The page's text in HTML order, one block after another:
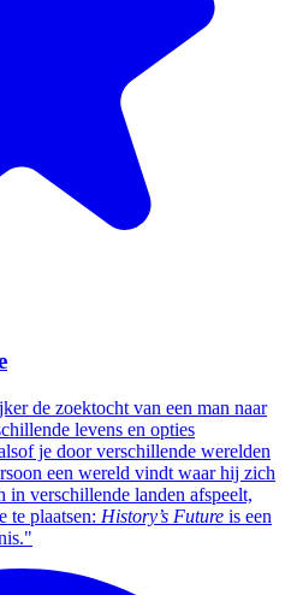
de zoektocht van een man naar
levens en opties
je door verschillende werelden
een wereld vindt waar hij zich
verschillende landen afspeelt,
te plaatsen: History’s Future is een